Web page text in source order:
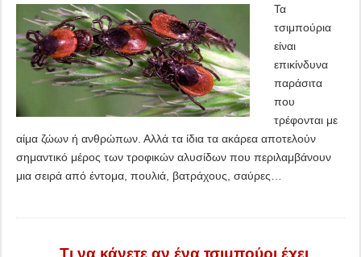
Τα
τσιμπούρια
είναι
επικίνδυνα
παράσιτα
που
τρέφονται με
αίμα ζώων ή ανθρώπων. Αλλά τα ίδια τα ακάρεα αποτελούν
σημαντικό μέρος των τροφικών αλυσίδων που περιλαμβάνουν
μια σειρά από έντομα, πουλιά, βατράχους, σαύρες…
Τι να κάνετε αν ένα τσιμπούρι έχει